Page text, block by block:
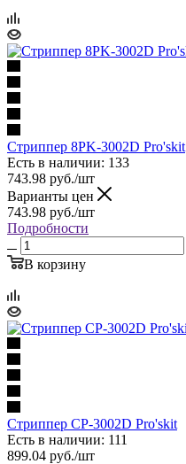
Стриппер 8PK-3002D Pro'skit
Есть в наличии: 133
743.98 руб./шт
Варианты цен
743.98 руб./шт
Подробности
В корзину
Стриппер CP-3002D Pro'skit
Есть в наличии: 111
899.04 руб./шт